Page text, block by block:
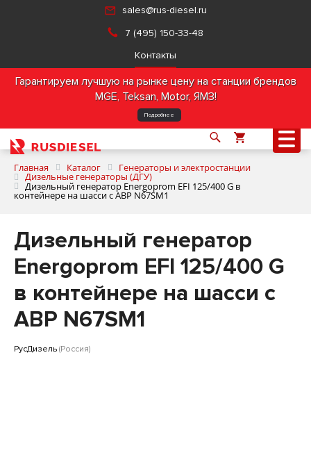
sales@rus-diesel.ru
7 (495) 150-33-48
Контакты
Гарантируем лучшую на рынке цену на станции брендов
MGE, Teksan, Motor, ЯМЗ!
Подробнее
Продукция
Клиентам
Главная Каталог Генераторы и электростанции
Дизельные генераторы (ДГУ)
Дизельный генератор Energoprom EFI 125/400 G в
контейнере на шасси с АВР N67SM1
Дизельный генератор
Energoprom EFI 125/400 G
в контейнере на шасси с
АВР N67SM1
РусДизель (Россия)